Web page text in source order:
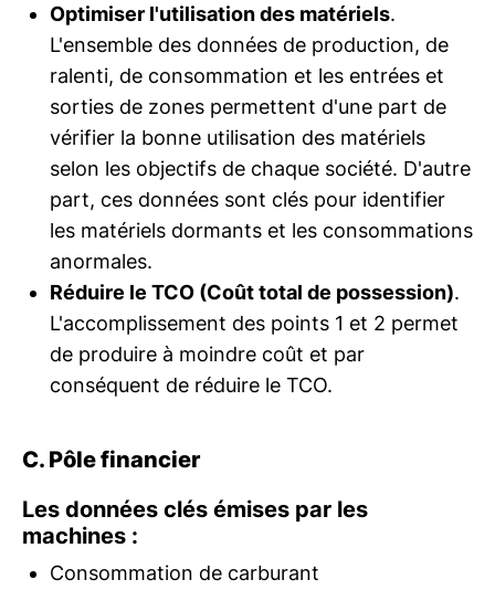
Optimiser l'utilisation des matériels.
L'ensemble des données de production, de
ralenti, de consommation et les entrées et
sorties de zones permettent d'une part de
vérifier la bonne utilisation des matériels
selon les objectifs de chaque société. D'autre
part, ces données sont clés pour identifier
les matériels dormants et les consommations
anormales.
Réduire le TCO (Coût total de possession).
L'accomplissement des points 1 et 2 permet
de produire à moindre coût et par
conséquent de réduire le TCO.
C. Pôle financier
Les données clés émises par les
machines :
Consommation de carburant